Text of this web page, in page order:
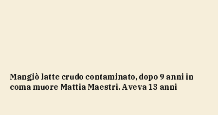
Mangiò latte crudo contaminato, dopo 9 anni in
coma muore Mattia Maestri. Aveva 13 anni